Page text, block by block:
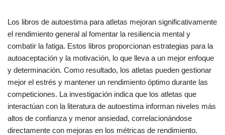
Los libros de autoestima para atletas mejoran significativamente
el rendimiento general al fomentar la resiliencia mental y
combatir la fatiga. Estos libros proporcionan estrategias para la
autoaceptación y la motivación, lo que lleva a un mejor enfoque
y determinación. Como resultado, los atletas pueden gestionar
mejor el estrés y mantener un rendimiento óptimo durante las
competiciones. La investigación indica que los atletas que
interactúan con la literatura de autoestima informan niveles más
altos de confianza y menor ansiedad, correlacionándose
directamente con mejoras en los métricas de rendimiento.